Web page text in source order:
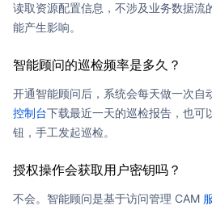
读取资源配置信息，不涉及业务数据流
能产生影响。
智能顾问的巡检频率是多久？
开通智能顾问后，系统会每天做一次自
控制台下载最近一天的巡检报告，也可
钮 ，手工发起巡检。
授权操作会获取用户密钥吗？
不会。智能顾问是基于访问管理 CAM